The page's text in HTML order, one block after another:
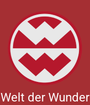
Welt der Wunder